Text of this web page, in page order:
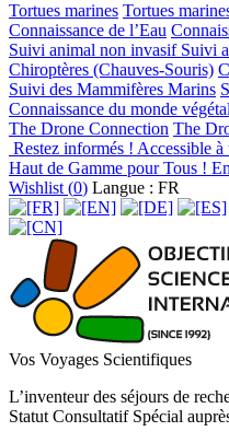
Tortues marines Tortues
Connaissance de l’Eau
Suivi animal non invasif Suivi
Chiroptères (Chauves-Souris)
Suivi des Mammifères Marins
Connaissance du monde
The Drone Connection The
Restez informés ! Accessible à
Haut de Gamme pour Tous !
Wishlist (0) Langue : FR
Vos Voyages Scientifiques
L’inventeur des séjours de
Statut Consultatif Spécial